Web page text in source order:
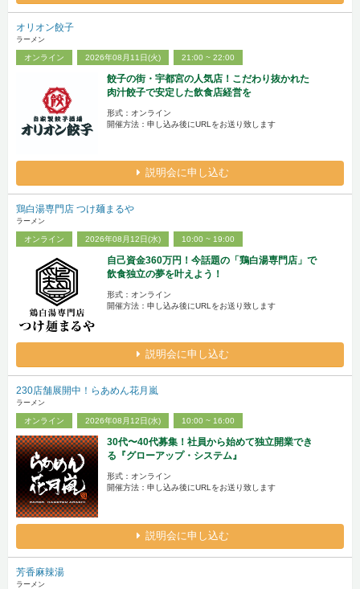
オリオン餃子
ラーメン
オンライン 2026年08月11日(火) 21:00 ~ 22:00
餃子の街・宇都宮の人気店！こだわり抜かれた
肉汁餃子で安定した飲食店経営を
形式：オンライン
開催方法：申し込み後にURLをお送り致します
説明会に申し込む
鶏白湯専門店 つけ麺まるや
ラーメン
オンライン 2026年08月12日(水) 10:00 ~ 19:00
自己資金360万円！今話題の「鶏白湯専門店」で
飲食独立の夢を叶えよう！
形式：オンライン
開催方法：申し込み後にURLをお送り致します
説明会に申し込む
230店舗展開中！らあめん花月嵐
ラーメン
オンライン 2026年08月12日(水) 10:00 ~ 16:00
30代〜40代募集！社員から始めて独立開業でき
る『グローアップ・システム』
形式：オンライン
開催方法：申し込み後にURLをお送り致します
説明会に申し込む
芳香麻辣湯
ラーメン